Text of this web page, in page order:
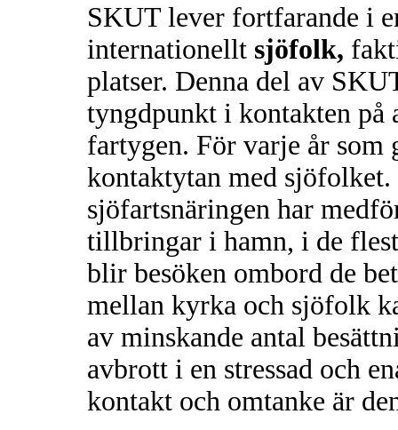
SKUT lever fortfarande i
internationellt sjöfolk,
platser. Denna del av
tyngdpunkt i kontakten på
fartygen. För varje år som
kontaktytan med
sjöfartsnäringen har
tillbringar i hamn, i de
blir besöken ombord de
mellan kyrka och sjöfolk
av minskande antal
avbrott i en stressad och
kontakt och omtanke är